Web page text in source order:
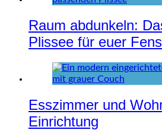
Raum abdunkeln:
Plissee für euer
Esszimmer und
Einrichtung